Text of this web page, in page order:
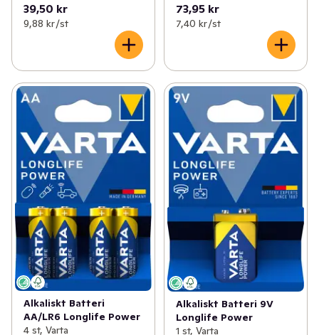
39,50 kr
9,88 kr /st
73,95 kr
7,40 kr /st
Alkaliskt Batteri
AA/LR6 Longlife Power
4 st, Varta
Alkaliskt Batteri 9V
Longlife Power
1 st, Varta